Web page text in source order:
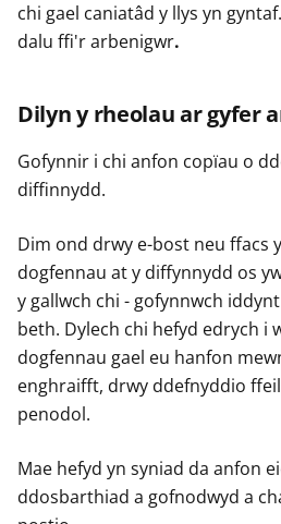
chi gael caniatâd y llys yn
dalu ffi'r arbenigwr.
Dilyn y rheolau ar gyfer
Gofynnir i chi anfon copïau o
diffinnydd.
Dim ond drwy e-bost neu ffacs
dogfennau at y diffynnydd os
y gallwch chi - gofynnwch
beth. Dylech chi hefyd edrych i
dogfennau gael eu hanfon
enghraifft, drwy ddefnyddio
penodol.
Mae hefyd yn syniad da anfon
ddosbarthiad a gofnodwyd a